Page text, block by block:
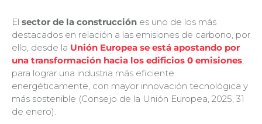
El sector de la construcción es uno de los más
destacados en relación a las emisiones de carbono, por
ello, desde la Unión Europea se está apostando por
una transformación hacia los edificios 0 emisiones,
para lograr una industria más eficiente
energéticamente, con mayor innovación tecnológica y
más sostenible (Consejo de la Unión Europea, 2025, 31
de enero).